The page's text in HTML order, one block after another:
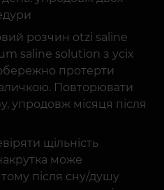
розчин otzi saline
saline solution з усіх
протерти
Повторювати
упродовж місяця після
щільність
може
після сну/душу